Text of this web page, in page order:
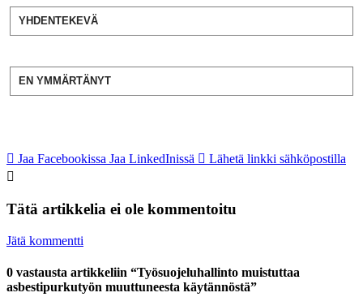
YHDENTEKEVÄ
EN YMMÄRTÄNYT
Jaa Facebookissa Jaa LinkedInissä Lähetä linkki sähköpostilla
Tätä artikkelia ei ole kommentoitu
Jätä kommentti
0 vastausta artikkeliin “Työsuojeluhallinto muistuttaa
asbestipurkutyön muuttuneesta käytännöstä”